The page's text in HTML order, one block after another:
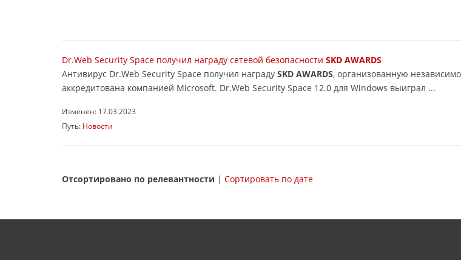
Dr.Web Security Space получил награду сетевой безопасности SKD AWARDS
Антивирус Dr.Web Security Space получил награду SKD AWARDS, организованную
аккредитована компанией Microsoft. Dr.Web Security Space 12.0 для Windows выиграл ...
Изменен: 17.03.2023
Путь: Новости
Отсортировано по релевантности | Сортировать по дате